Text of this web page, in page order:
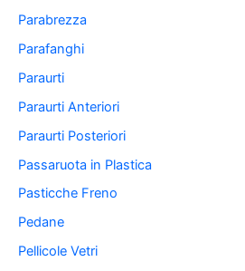
Parabrezza
Parafanghi
Paraurti
Paraurti Anteriori
Paraurti Posteriori
Passaruota in Plastica
Pasticche Freno
Pedane
Pellicole Vetri